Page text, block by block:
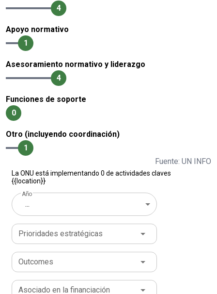
4
Apoyo normativo
1
Asesoramiento normativo y liderazgo
4
Funciones de soporte
0
Otro (incluyendo coordinación)
1
Fuente: UN INFO
La ONU está implementando 0 de actividades claves
{{location}}
Año
...
Prioridades estratégicas
Outcomes
Asociado en la financiación